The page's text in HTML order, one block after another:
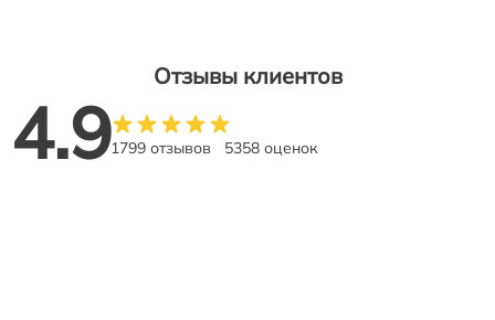
Отзывы клиентов
4.91799 отзывов 5358 оценок